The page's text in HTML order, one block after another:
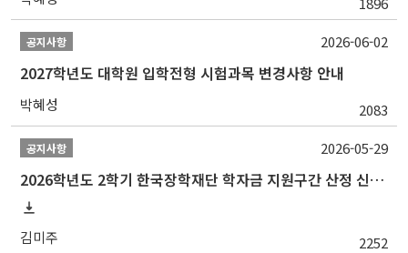
공지사항
2027학년도 대학원 입학전형 시험과목 변경사항 안내
박혜성 2083
2026-06-02
공지사항
2026학년도 2학기 한국장학재단 학자금 지원구간 산정 신청 안내
김미주 2252
2026-05-29